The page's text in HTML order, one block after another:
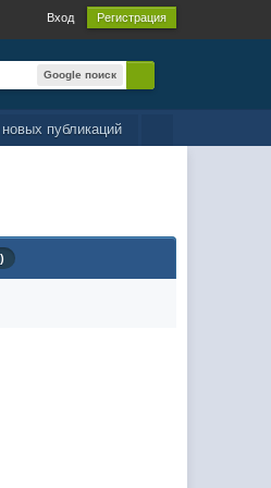
Вход Регистрация
Google поиск
публикаций